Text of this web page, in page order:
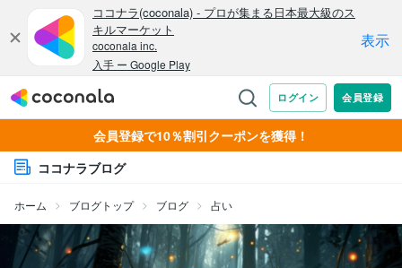
会員登録で10％割引クーポンを獲得！
ココナラブログ
ホーム ブログトップ ブログ 占い